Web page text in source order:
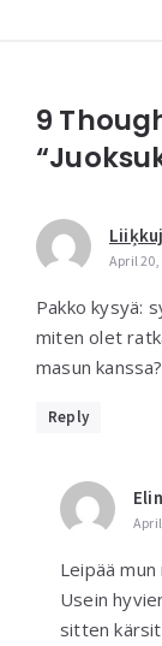
9
April
Pakko kysyä:
miten olet
masun kanssa?
Reply
Leipää
Usein
sitten